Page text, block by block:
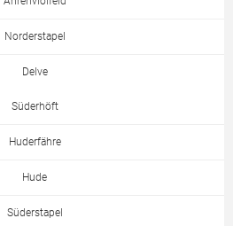
Norderstapel
Delve
Süderhöft
Huderfähre
Hude
Süderstapel